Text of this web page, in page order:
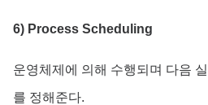
6) Process Scheduling
운영체제에 의해 수행되며 다음
를 정해준다.